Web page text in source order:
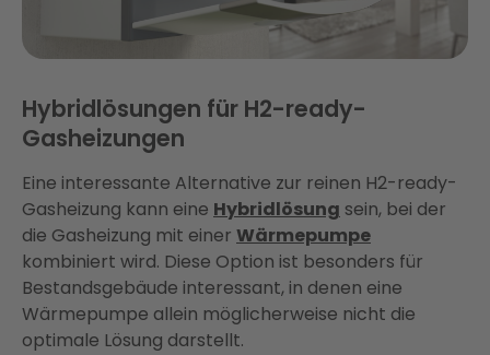
Hybridlösungen für H2-ready-
Gasheizungen
Eine interessante Alternative zur reinen H2-ready-
Gasheizung kann eine Hybridlösung sein, bei der
die Gasheizung mit einer Wärmepumpe
kombiniert wird. Diese Option ist besonders für
Bestandsgebäude interessant, in denen eine
Wärmepumpe allein möglicherweise nicht die
optimale Lösung darstellt.